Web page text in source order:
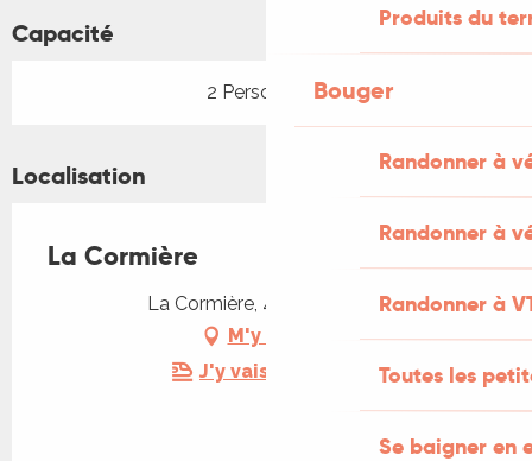
Produits du
Bouger
Randonner à
Randonner à
Randonner à
Toutes les
Se baigner en
Capacité
2 Personne(s)
Localisation
La Cormière
La Cormière, 46100 Béduer
M'y rendre
J'y vais en train !